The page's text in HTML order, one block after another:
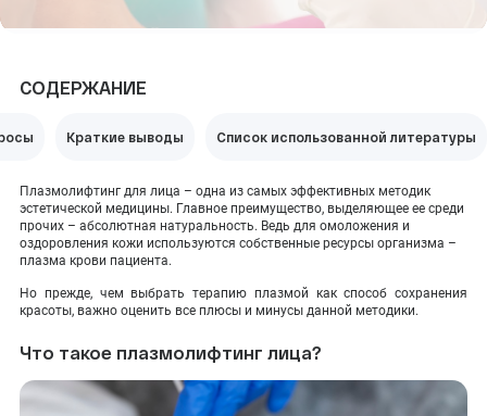
ПН-ПТ:
ПОКАЗАТЬ НА КАРТЕ
ADMIN@EXPERTCLINICS.RU
СОДЕРЖАНИЕ
Краткие выводы Список использованной литературы
Плазмолифтинг для лица – одна из самых эффективных методик
эстетической медицины. Главное преимущество, выделяющее ее среди
прочих – абсолютная натуральность. Ведь для омоложения и
оздоровления кожи используются собственные ресурсы организма –
плазма крови пациента.
Но прежде, чем выбрать терапию плазмой как способ сохранения
красоты, важно оценить все плюсы и минусы данной методики.
Что такое плазмолифтинг лица?